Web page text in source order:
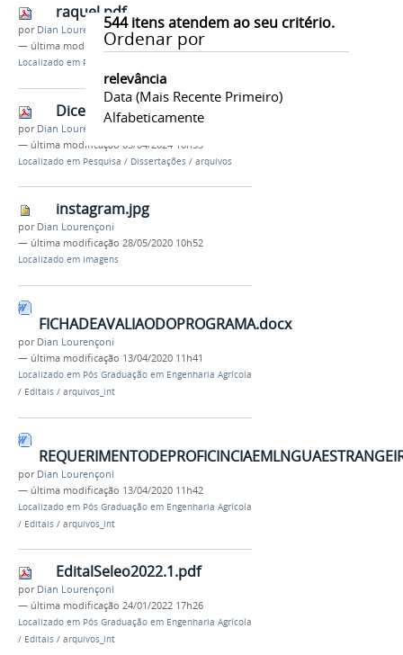
544itens atendem ao seu critério.
Ordenar por
relevância
Data (mais Recente Primeiro)
Alfabeticamente
raquel.pdf
por Dian Lourençoni
— última modificação03/04/2024 16h49
Localizado em Pesquisa
DicertacoBanelSYDNE.pdf
por Dian Lourençoni
— última modificação 03/04/2024 16h53
Localizado em Pesquisa / Dissertações / arquivos
instagram.jpg
por Dian Lourençoni
— última modificação 28/05/2020 10h52
Localizado em Imagens
FICHADEAVALIAODOPROGRAMA.docx
por Dian Lourençoni
— última modificação 13/04/2020 11h41
Localizado em Pós Graduação em Engenharia Agrícola
/ Editais / arquivos_int
por Dian Lourençoni
— última modificação 13/04/2020 11h42
Localizado em Pós Graduação em Engenharia Agrícola
/ Editais / arquivos_int
EditalSeleo2022.1.pdf
por Dian Lourençoni
— última modificação 24/01/2022 17h26
Localizado em Pós Graduação em Engenharia Agrícola
/ Editais / arquivos_int